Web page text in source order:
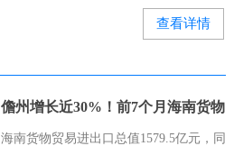
业链、供应链。“有几位俄罗斯和中亚的
查看详情
儋州增长近30%！前7个月海南货物
贸易进出口总值亮眼→
海南货物贸易进出口总值1579.5亿元，同